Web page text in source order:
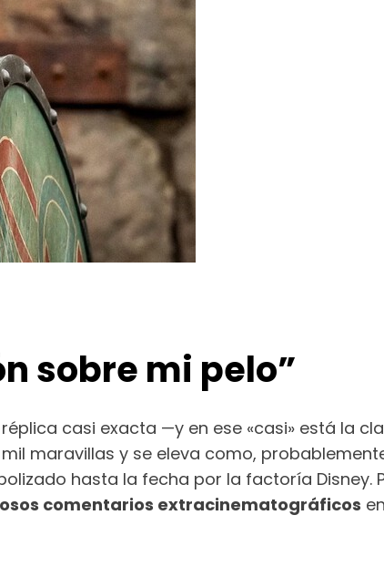
sobre mi pelo”
casi exacta —y en ese «casi» está la
maravillas y se eleva como,
hasta la fecha por la factoría Disney.
comentarios extracinematográficos